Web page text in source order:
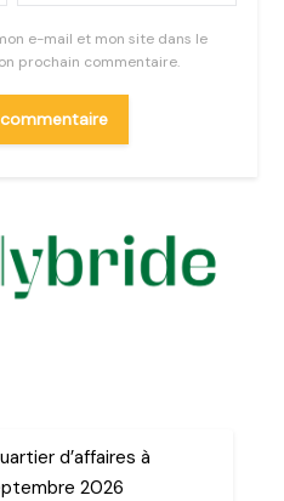
e-mail et mon site dans le
prochain commentaire.
d’affaires à
2026